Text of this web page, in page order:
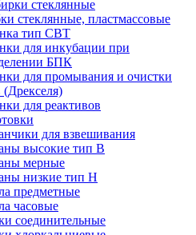
стеклянные
стеклянные, пластмассовые
тип СВТ
для инкубации при
БПК
для промывания и очистки
(Дрекселя)
для реактивов
для взвешивания
высокие тип В
мерные
низкие тип Н
предметные
часовые
соединительные